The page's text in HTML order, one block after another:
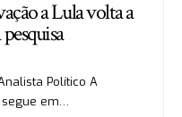
a Lula volta a
Político A
em…